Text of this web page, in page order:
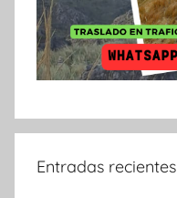
Entradas recientes